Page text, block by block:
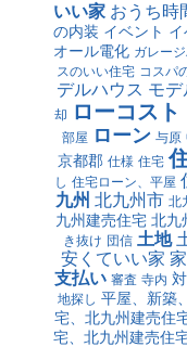
いい家 おうち時
の内装 イベント
オール電化 ガレー
スのいい住宅 コスパ
デルハウス モデ
却 ローコスト
部屋 ローン 与原
京都郡 仕様 住宅
し 住宅ローン、平屋
九州 北九州市 北
九州建売住宅 北九
き抜け 団信 土地
安くていい家
支払い 審査 寺内
地探し 平屋、新築
宅、北九州建売住
宅、北九州建売住